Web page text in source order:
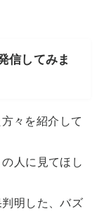
信してみま
々を紹介して
人に見てほし
明した、バズ